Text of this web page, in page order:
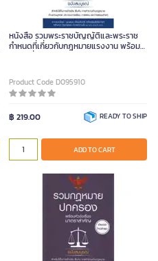
หนังสือ รวมพระราชบัญญัติและพระราช
กำหนดที่เกี่ยวกับกฎหมายแรงงาน พร้อม
Product Code D095910
฿ 219.00 READY TO SHIP
ADD TO CART